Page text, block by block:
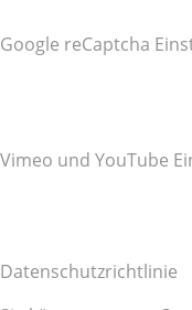
Google reCaptcha
Vimeo und YouTube
Datenschutzrichtlinie